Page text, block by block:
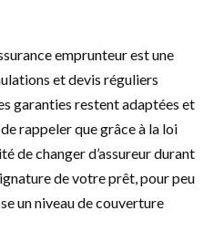
emprunteur est une
et devis réguliers
garanties restent adaptées et
rappeler que grâce à la loi
de changer d’assureur durant
de votre prêt, pour peu
un niveau de couverture